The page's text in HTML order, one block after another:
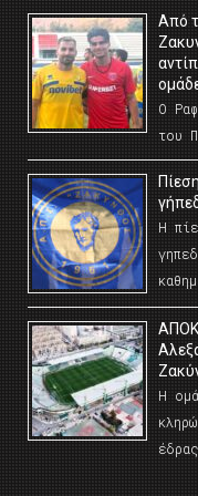
Από
Ο
του
Η
Η